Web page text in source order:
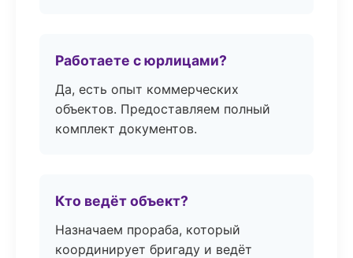
Работаете с юрлицами?
Да, есть опыт коммерческих
объектов. Предоставляем полный
комплект документов.
Кто ведёт объект?
Назначаем прораба, который
координирует бригаду и ведёт